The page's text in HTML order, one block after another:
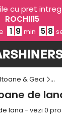
cu pret
ROCHII15
1 9 min 5 7
& Geci
de
lana - vezi 0